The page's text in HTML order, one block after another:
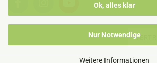
Ok, alles klar
Nur Notwendige
Weitere Informationen